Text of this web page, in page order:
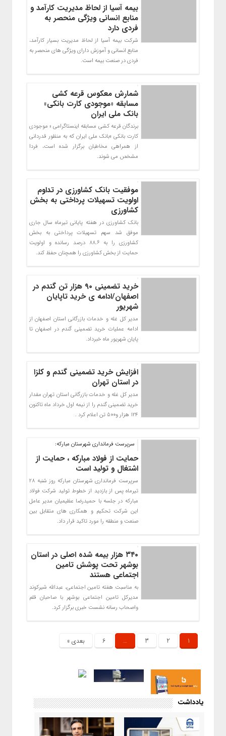
بیمه آسیا از لحاظ مدیریت کارآمد و
منابع انسانی ویژگی منحصر به
فردی دارد
شرکت بیمه آسیا از لحاظ مدیریت بسیار کارآمد،
منابع انسانی و آموزش دارای ویژگی های منحصر به
فردی در صنعت بیمه است.
شمارش معکوس قرعه کشی
مسابقه «موجودی کارت بانکی»
بانک ملی ایران
برندگان قرعه کشی مسابقه اینستاگرامی « موجودی
کارت بانکی »بانک ملی ایران که به منظور قدردانی
از همراهي مخاطبان برگزار شده است، فردا
مشخص می شوند.
موفقیت بانک کشاورزی در تداوم
اولویت تسهیلات پرداختی به بخش
کشاورزی
بانک کشاورزی در هفته پایانی تیرماه سال جاری
موفق شد سهم تسهیلات پرداختی به بخش
کشاورزی را به 88.6 درصد رسانده و اولویت
حمایت از بخش کشاورزی را همچنان حفظ کند.
خرید تضمینی ۹۰ هزار تن گندم در
اصفهان/ادامه ی خرید تاپایان
شهریور
مدیر کل غله و خدمات بازرگانی استان اصفهان از
ادامه عملیات خرید تضمینی گندم در اصفهان تا
پایان شهریور ماه خبرداد.
افزایش خرید تضمینی گندم و کلزا
در استان تهران
مدیر کل غله و خدمات بازرگانی استان تهران مقدار
خرید تضمینی گندم را از نیمه اول خرداد ماه تاکنون
124 هزار و500 تن اعلام کرد .
سرپرست فرمانداری شهرستان مبارکه:
حمایت از فولاد مبارکه ، حمایت از
اشتغال و تولید است
سرپرست فرمانداری شهرستان مبارکه روز شنبه 28
تیرماه پس از بازدید از خطوط تولید شرکت فولاد
مبارکه در جلسه با حمیدرضا عظیمیان مدیر عامل
این شرکت تحکیم و همکاری های متقابل بین
صنعت و منطقه را مورد تاکید قرار داد.
۳۴۰ هزار بیمه شده اصلی در استان
بوشهر تحت پوشش تامین
اجتماعی هستند
به مناسبت هفته تامین اجتماعی، عبدالله شیرکوند
مدیرکل تامین اجتماعی بوشهر با صاحبان قلم
واصحاب رسانه نشست خبری برگزار کرد.
1
2
3
…
6 بعدی »
یادداشت